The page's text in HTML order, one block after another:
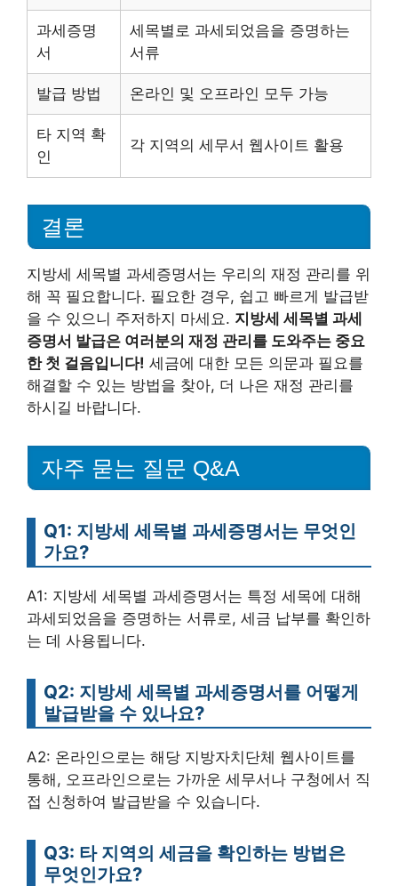
과세증명
서
세목별로 과세되었음을 증명하는
서류
발급 방법 온라인 및 오프라인 모두 가능
타 지역 확
인
각 지역의 세무서 웹사이트 활용
결론
지방세 세목별 과세증명서는 우리의 재정 관리를 위
해 꼭 필요합니다. 필요한 경우, 쉽고 빠르게 발급받
을 수 있으니 주저하지 마세요. 지방세 세목별 과세
증명서 발급은 여러분의 재정 관리를 도와주는 중요
한 첫 걸음입니다! 세금에 대한 모든 의문과 필요를
해결할 수 있는 방법을 찾아, 더 나은 재정 관리를
하시길 바랍니다.
자주 묻는 질문 Q&A
Q1: 지방세 세목별 과세증명서는 무엇인
가요?
A1: 지방세 세목별 과세증명서는 특정 세목에 대해
과세되었음을 증명하는 서류로, 세금 납부를 확인하
는 데 사용됩니다.
Q2: 지방세 세목별 과세증명서를 어떻게
발급받을 수 있나요?
A2: 온라인으로는 해당 지방자치단체 웹사이트를
통해, 오프라인으로는 가까운 세무서나 구청에서 직
접 신청하여 발급받을 수 있습니다.
Q3: 타 지역의 세금을 확인하는 방법은
무엇인가요?